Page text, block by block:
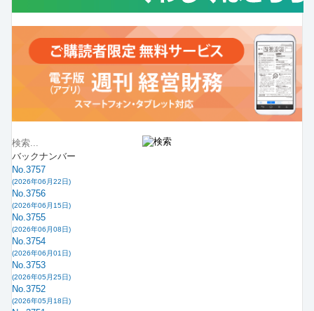
バックナンバー
No.3757
(2026年06月22日)
No.3756
(2026年06月15日)
No.3755
(2026年06月08日)
No.3754
(2026年06月01日)
No.3753
(2026年05月25日)
No.3752
(2026年05月18日)